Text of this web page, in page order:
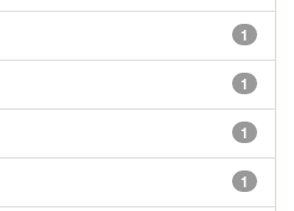
1
1
1
1